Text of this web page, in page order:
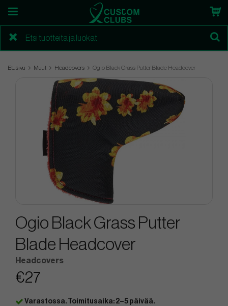
Etusivu Muut Headcovers Ogio Black Grass Putter Blade Headcover
Ogio Black Grass Putter
Blade Headcover
Headcovers
€27
Varastossa. Toimitusaika: 2–5 päivää.